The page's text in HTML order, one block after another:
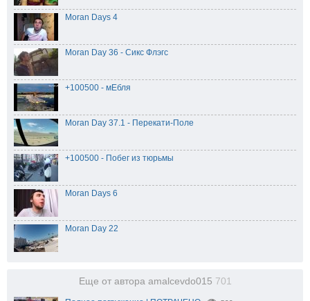
Moran Days 4
Moran Day 36 - Сикс Флэгс
+100500 - мЕбля
Moran Day 37.1 - Перекати-Поле
+100500 - Побег из тюрьмы
Moran Days 6
Moran Day 22
Еще от автора amalcevdo015 701